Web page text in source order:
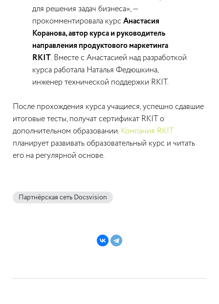
для решения задач бизнеса», —
прокомментировала курс Анастасия
Коранова, автор курса и руководитель
направления продуктового маркетинга
RKIT . Вместе с Анастасией над разработкой
курса работала Наталья Федюшкина,
инженер технической поддержки RKIT.
После прохождения курса учащиеся, успешно сдавшие
итоговые тесты, получат сертификат RKIT о
дополнительном образовании. Компания RKIT
планирует развивать образовательный курс и читать
его на регулярной основе.
Партнёрская сеть Docsvision